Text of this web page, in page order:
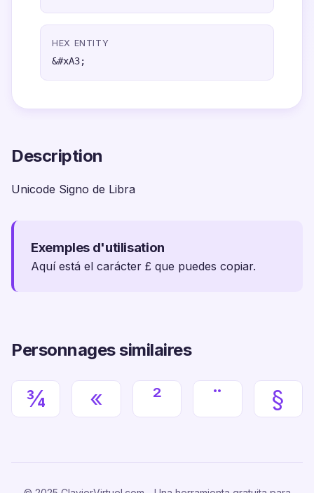
HEX ENTITY
&#xA3;
Description
Unicode Signo de Libra
Exemples d'utilisation
Aquí está el carácter £ que puedes copiar.
Personnages similaires
¾ « ² ¨ §